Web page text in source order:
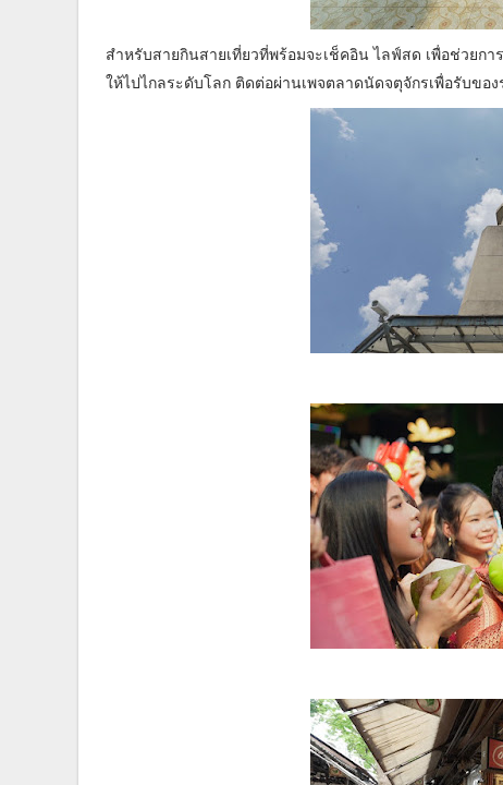
สำหรับสายกินสายเที่ยวที่พร้อมจะเช็คอิน ไลฟ์สด เพื่อช่วยกา
ให้ไปไกลระดับโลก ติดต่อผ่านเพจตลาดนัดจตุจักรเพื่อรับของ